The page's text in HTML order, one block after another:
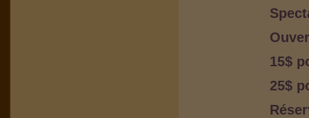
15$
25$